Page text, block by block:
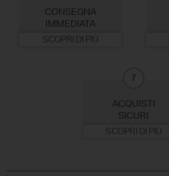
CONSEGNA
IMMEDIATA
SCOPRI DI PIÙ
7
ACQUISTI
SICURI
SCOPRI DI PIÙ